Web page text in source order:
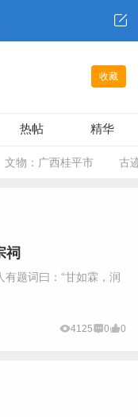
收藏
热帖 精华
文物：广西桂平市 古
祠
题词曰：“甘如霖，润
4125 0 0